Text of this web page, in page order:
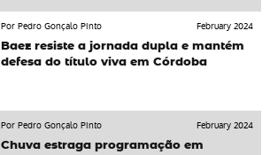
Por Pedro Gonçalo Pinto
February 2024
Baez resiste a jornada dupla e mantém
defesa do título viva em Córdoba
Por Pedro Gonçalo Pinto
February 2024
Chuva estraga programação em